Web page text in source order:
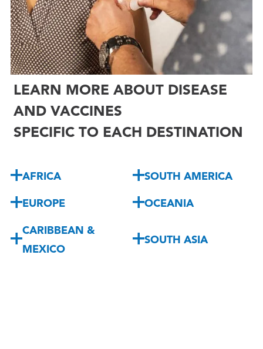
LEARN MORE ABOUT DISEASE
AND VACCINES
SPECIFIC TO EACH DESTINATION
AFRICA SOUTH AMERICA
EUROPE OCEANIA
CARIBBEAN &
MEXICO
SOUTH ASIA